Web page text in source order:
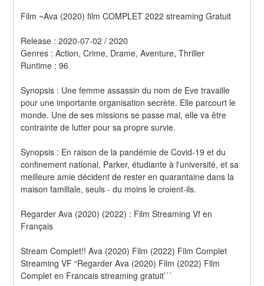
Film ~Ava (2020) film COMPLET 2022 streaming Gratuit
Release : 2020-07-02 / 2020
Genres : Action, Crime, Drame, Aventure, Thriller
Runtime : 96
Synopsis : Une femme assassin du nom de Eve travaille
pour une importante organisation secrète. Elle parcourt le
monde. Une de ses missions se passe mal, elle va être
contrainte de lutter pour sa propre survie.
Synopsis : En raison de la pandémie de Covid-19 et du
confinement national, Parker, étudiante à l'université, et sa
meilleure amie décident de rester en quarantaine dans la
maison familiale, seuls - du moins le croient-ils.
Regarder Ava (2020) (2022) : Film Streaming Vf en
Français
Stream Complet!! Ava (2020) Film (2022) Film Complet
Streaming VF “Regarder Ava (2020) Film (2022) Film
Complet en Francais streaming gratuit```